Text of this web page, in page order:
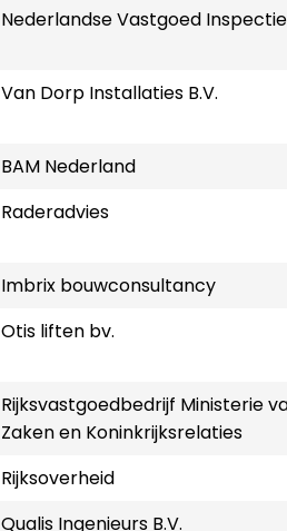
Nederlandse Vastgoed Inspectie
Van Dorp Installaties B.V.
BAM Nederland
Raderadvies
Imbrix bouwconsultancy
Otis liften bv.
Rijksvastgoedbedrijf Ministerie
Zaken en Koninkrijksrelaties
Rijksoverheid
Qualis Ingenieurs B.V.